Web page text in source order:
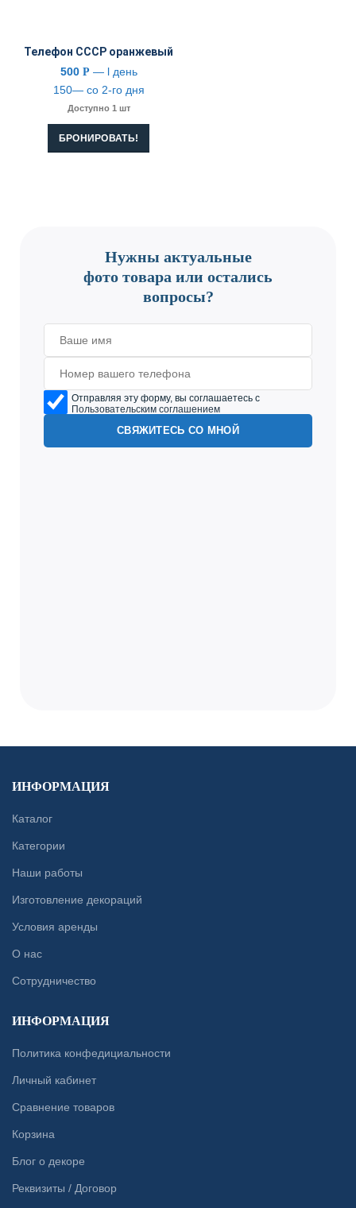
Телефон СССР оранжевый
500 Р — l день
150— со 2-го дня
Доступно 1 шт
БРОНИРОВАТЬ!
Нужны актуальные
фото товара или остались
вопросы?
Отправляя эту форму, вы соглашаетесь с
Пользовательским соглашением
ИНФОРМАЦИЯ
Каталог
Категории
Наши работы
Изготовление декораций
Условия аренды
О нас
Сотрудничество
ИНФОРМАЦИЯ
Политика конфедициальности
Личный кабинет
Сравнение товаров
Корзина
Блог о декоре
Реквизиты / Договор